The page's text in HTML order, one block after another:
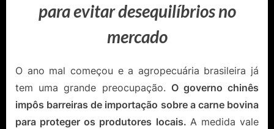
para evitar desequilíbrios no
mercado
O ano mal começou e a agropecuária brasileira já
tem uma grande preocupação. O governo chinês
impôs barreiras de importação sobre a carne bovina
para proteger os produtores locais. A medida vale